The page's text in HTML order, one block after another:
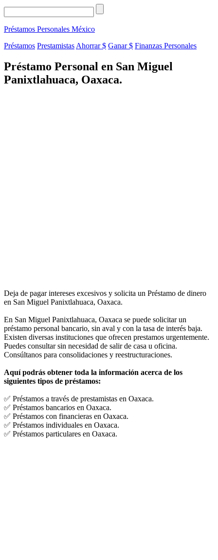
Préstamos Personales México
Préstamos Prestamistas Ahorrar $ Ganar $ Finanzas Personales
Préstamo Personal en San Miguel
Panixtlahuaca, Oaxaca.
Deja de pagar intereses excesivos y solicita un Préstamo de dinero
en San Miguel Panixtlahuaca, Oaxaca.
En San Miguel Panixtlahuaca, Oaxaca se puede solicitar un
préstamo personal bancario, sin aval y con la tasa de interés baja.
Existen diversas instituciones que ofrecen prestamos urgentemente.
Puedes consultar sin necesidad de salir de casa u oficina.
Consúltanos para consolidaciones y reestructuraciones.
Aquí podrás obtener toda la información acerca de los
siguientes tipos de préstamos:
✅ Préstamos a través de prestamistas en Oaxaca.
✅ Préstamos bancarios en Oaxaca.
✅ Préstamos con financieras en Oaxaca.
✅ Préstamos individuales en Oaxaca.
✅ Préstamos particulares en Oaxaca.